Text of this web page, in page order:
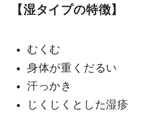
【湿タイプの特徴】
むくむ
身体が重くだるい
汗っかき
じくじくとした湿疹